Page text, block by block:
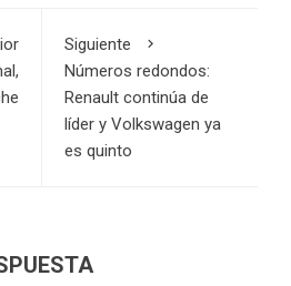
Siguiente
Números redondos:
Renault continúa de
líder y Volkswagen ya
es quinto